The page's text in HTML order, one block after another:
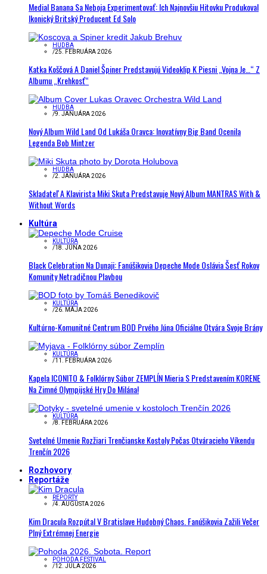
Medial Banana Sa Neboja Experimentovať: Ich Najnovšiu Hitovku Produkoval
Ikonický Britský Producent Ed Solo
HUDBA
/25. FEBRUÁRA 2026
Katka Koščová A Daniel Špiner Predstavujú Videoklip K Piesni „Vojna Je…“ Z
Albumu „Krehkosť“
HUDBA
/9. JANUÁRA 2026
Nový Album Wild Land Od Lukáša Oravca: Inovatívny Big Band Ocenila
Legenda Bob Mintzer
HUDBA
/2. JANUÁRA 2026
Skladateľ A Klavirista Miki Skuta Predstavuje Nový Album MANTRAS With &
Without Words
Kultúra
KULTÚRA
/18. JÚNA 2026
Black Celebration Na Dunaji: Fanúšikovia Depeche Mode Oslávia Šesť Rokov
Komunity Netradičnou Plavbou
KULTÚRA
/26. MÁJA 2026
Kultúrno-Komunitné Centrum BOD Prvého Júna Oficiálne Otvára Svoje Brány
KULTÚRA
/11. FEBRUÁRA 2026
Kapela ICONITO & Folklórny Súbor ZEMPLÍN Mieria S Predstavením KORENE
Na Zimné Olympijské Hry Do Milána!
KULTÚRA
/8. FEBRUÁRA 2026
Svetelné Umenie Rozžiari Trenčianske Kostoly Počas Otváracieho Víkendu
Trenčín 2026
Rozhovory
Reportáže
REPORTY
/4. AUGUSTA 2026
Kim Dracula Rozpútal V Bratislave Hudobný Chaos. Fanúšikovia Zažili Večer
Plný Extrémnej Energie
POHODA FESTIVAL
/12. JÚLA 2026